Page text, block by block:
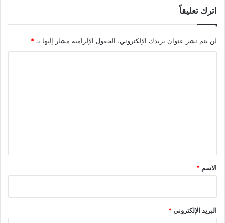
اترك تعليقاً
لن يتم نشر عنوان بريدك الإلكتروني. الحقول الإلزامية مشار إليها بـ *
*
الاسم *
البريد الإلكتروني*